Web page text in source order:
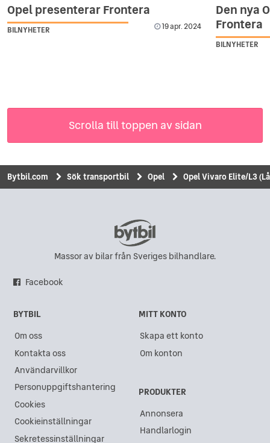
Opel presenterar Frontera
BILNYHETER 19 apr. 2024
Den nya
Frontera
BILNYHETER
Scrolla till toppen av sidan
Bytbil.com Sök transportbil Opel Opel Vivaro Elite/L3
Massor av bilar från Sveriges bilhandlare.
Facebook
BYTBIL
Om oss
Kontakta oss
Användarvillkor
Personuppgiftshantering
Cookies
Cookieinställningar
Sekretessinställningar
MITT KONTO
Skapa ett konto
Om konton
PRODUKTER
Annonsera
Handlarlogin